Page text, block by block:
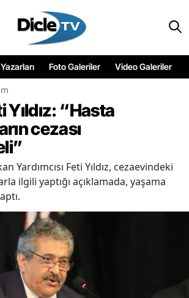
Foto Galeriler Video Galeriler
Yıldız: “Hasta
cezası
Yardımcısı Feti Yıldız, cezaevindeki
ilgili yaptığı açıklamada, yaşama